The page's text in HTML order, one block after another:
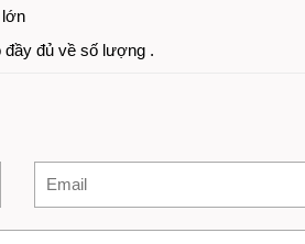
đầy đủ về số lượng .